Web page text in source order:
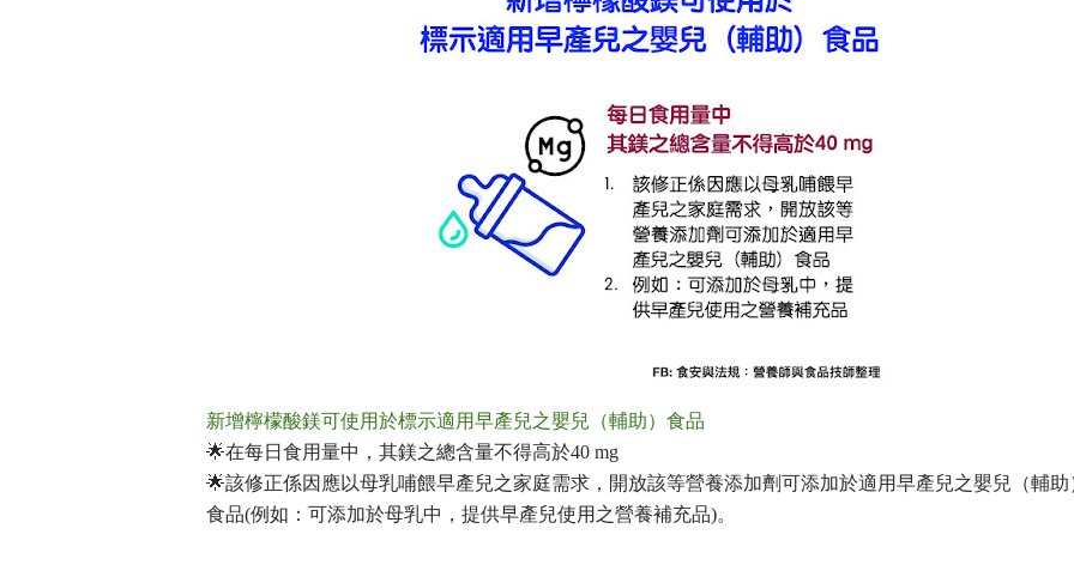
新增檸檬酸鎂可使用於標示適用早產兒之嬰兒（輔助）食品
🌟在每日食用量中，其鎂之總含量不得高於40 mg
🌟該修正係因應以母乳哺餵早產兒之家庭需求，開放該等營養添加劑可添加於適用早產兒之嬰兒（輔助
食品(例如：可添加於母乳中，提供早產兒使用之營養補充品)。